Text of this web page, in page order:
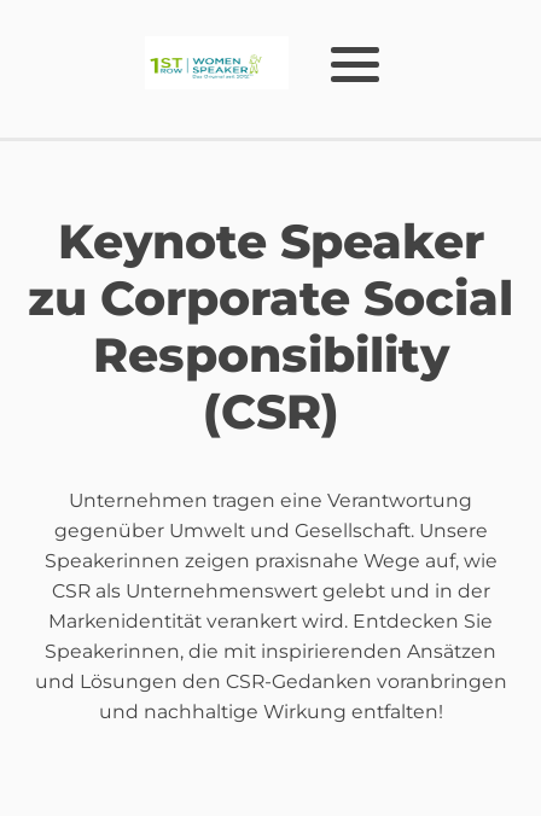
Keynote Speaker
zu Corporate Social
Responsibility
(CSR)
Unternehmen tragen eine Verantwortung
gegenüber Umwelt und Gesellschaft. Unsere
Speakerinnen zeigen praxisnahe Wege auf, wie
CSR als Unternehmenswert gelebt und in der
Markenidentität verankert wird. Entdecken Sie
Speakerinnen, die mit inspirierenden Ansätzen
und Lösungen den CSR-Gedanken voranbringen
und nachhaltige Wirkung entfalten!